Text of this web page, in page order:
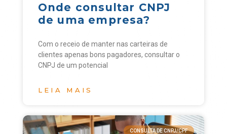
Onde consultar CNPJ
de uma empresa?
Com o receio de manter nas carteiras de
clientes apenas bons pagadores, consultar o
CNPJ de um potencial
LEIA MAIS
CONSULTA DE CNPJ/CPF